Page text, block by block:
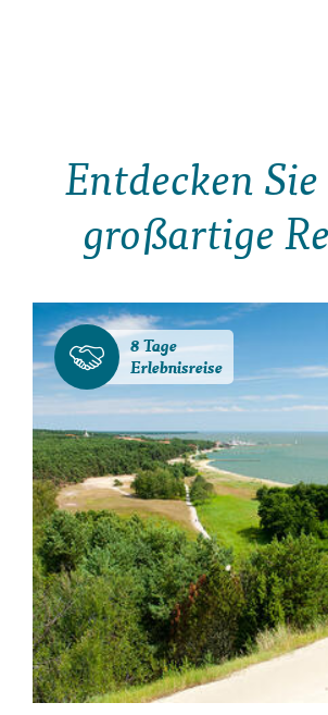
Entdecken
großartige
8 Tage
Erlebnisreise